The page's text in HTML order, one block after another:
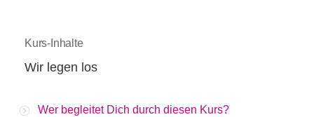
Kurs-Inhalte
Wir legen los
Wer begleitet Dich durch diesen Kurs?